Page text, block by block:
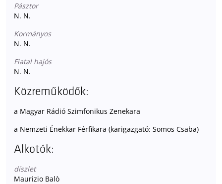
Pásztor
N. N.
Kormányos
N. N.
Fiatal hajós
N. N.
Közreműködők:
a Magyar Rádió Szimfonikus Zenekara
a Nemzeti Énekkar Férfikara (karigazgató: Somos Csaba)
Alkotók:
díszlet
Maurizio Balò